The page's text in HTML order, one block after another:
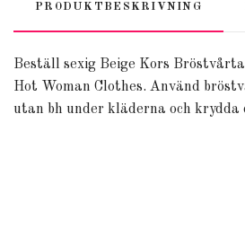
PRODUKTBESKRIVNING
Beställ sexig Beige Kors
Hot Woman Clothes. Använd
utan bh under kläderna och krydda